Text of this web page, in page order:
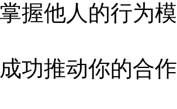
他人的行为模
推动你的合